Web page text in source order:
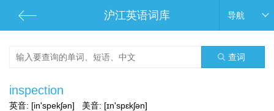
沪江英语词库 导航
查词
inspection
英音: [in'spekʃən] 美音: [ɪn'spɛkʃən]